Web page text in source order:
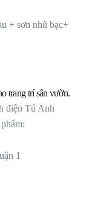
+ sơn nhũ bạc+
trang trí sân vườn.
điện Tú Anh
1